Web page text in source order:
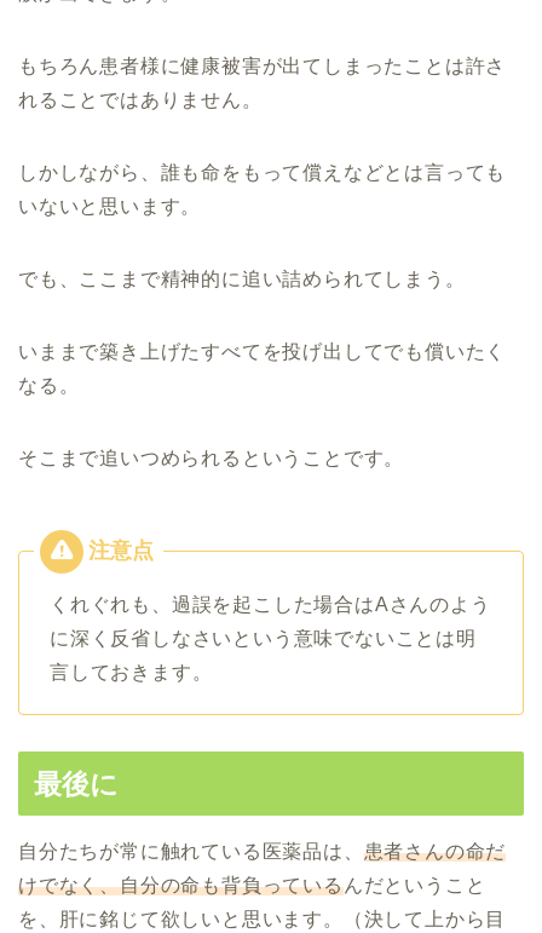
もちろん患者様に健康被害が出てしまったことは許さ
れることではありません。
しかしながら、誰も命をもって償えなどとは言っても
いないと思います。
でも、ここまで精神的に追い詰められてしまう。
いままで築き上げたすべてを投げ出してでも償いたく
なる。
そこまで追いつめられるということです。
くれぐれも、過誤を起こした場合はAさんのよう
に深く反省しなさいという意味でないことは明
言しておきます。
最後に
自分たちが常に触れている医薬品は、 患者さんの命だ
けでなく、自分の命も背負っているんだということ
を、肝に銘じて欲しいと思います。（決して上から目